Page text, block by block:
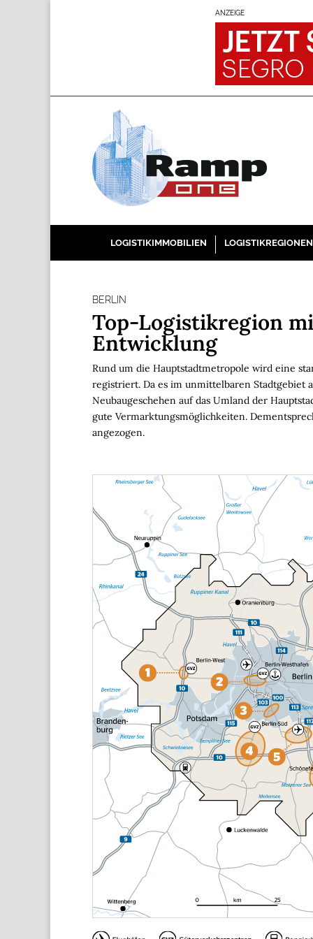
ANZEIGE
LOGISTIKIMMOBILIEN LOGISTIKREGIONEN
BERLIN
Top-Logistikregion
Entwicklung
Rund um die Hauptstadtmetropole wird eine
registriert. Da es im unmittelbaren Stadtgebiet
Neubaugeschehen auf das Umland der
gute Vermarktungsmöglichkeiten.
angezogen.